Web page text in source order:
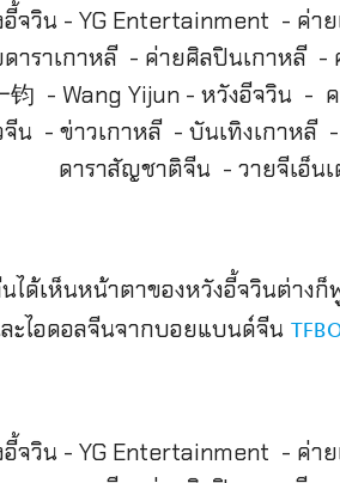
ด้เห็นหน้าตาของหวังอี้จวินต่าง
ะไอดอลจีนจากบอยแบนด์จีน